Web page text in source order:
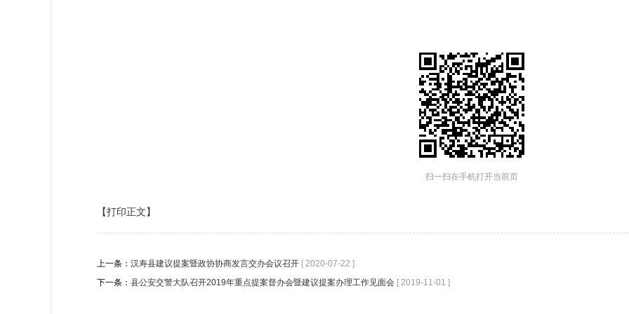
扫一扫在手机打开当前页
【打印正文】
上一条： 汉寿县建议提案暨政协协商发言交办会议召开 [ 2020-07-22 ]
下一条： 县公安交警大队召开2019年重点提案督办会暨建议提案办理工作见面会 [ 2019-11-01 ]